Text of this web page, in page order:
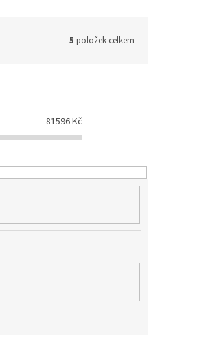
5 položek celkem
81596Kč